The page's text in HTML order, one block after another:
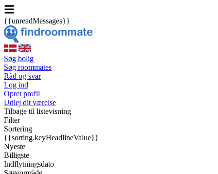
{{unreadMessages}}
Søg bolig
Søg roommates
Råd og svar
Log ind
Opret profil
Udlej dit værelse
Tilbage til listevisning
Filter
Sortering
{{sorting.keyHeadlineValue}}
Nyeste
Billigste
Indflytningsdato